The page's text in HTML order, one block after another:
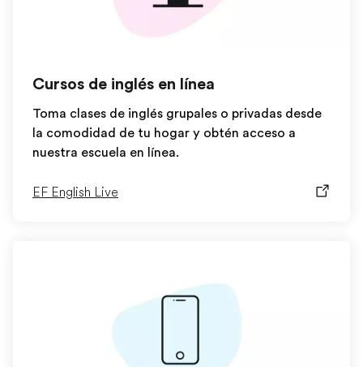
Cursos de inglés en línea
Toma clases de inglés grupales o privadas desde
la comodidad de tu hogar y obtén acceso a
nuestra escuela en línea.
EF English Live